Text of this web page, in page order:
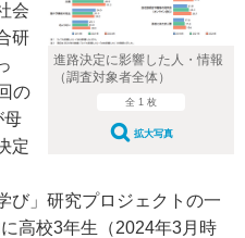
進路決定に影響した人・情報
（調査対象者全体）
全 1 枚
拡大写真
会
研
の
母
定
」研究プロジェクトの一
高校3年生（2024年3月時